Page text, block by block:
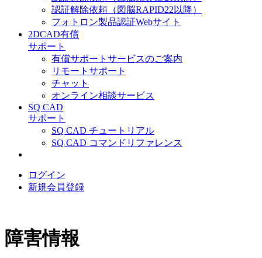
認証解除依頼（図脳RAPID22以降）
フォトロン製品認証Webサイト
2DCAD有償
サポート
有償サポートサービスのご案内
リモートサポート
チャット
オンライン相談サービス
SQ CAD
サポート
SQ CAD チュートリアル
SQ CAD コマンドリファレンス
ログイン
新規会員登録
障害情報